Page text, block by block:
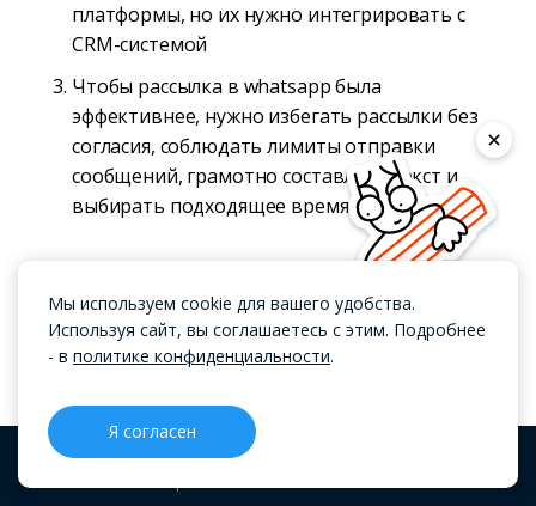
платформы, но их нужно интегрировать с
CRM-системой
Чтобы рассылка в whatsapp была
эффективнее, нужно избегать рассылки без
согласия, соблюдать лимиты отправки
сообщений, грамотно составлять текст и
выбирать подходящее время для рассылки
Поделиться:
А вы что думаете?
Добавить комментарий
Мы используем cookie для вашего удобства.
Используя сайт, вы соглашаетесь с этим. Подробнее
- в политике конфиденциальности.
Я согласен